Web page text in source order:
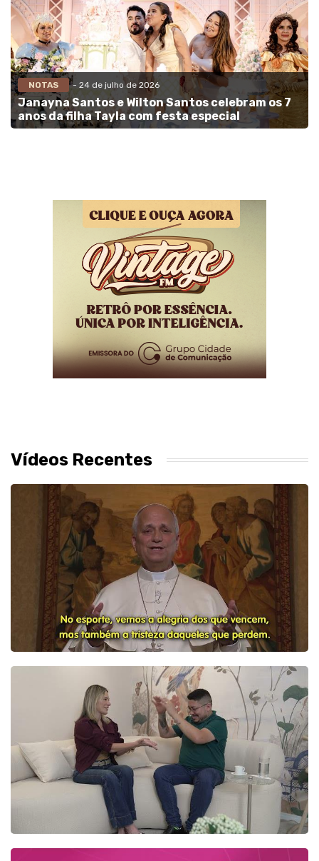
NOTAS - 24 de julho de 2026
Janayna Santos e Wilton Santos celebram os 7
anos da filha Tayla com festa especial
Vídeos Recentes